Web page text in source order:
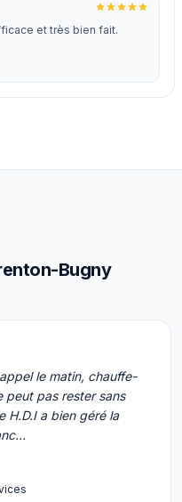
et très bien fait.
Bugny
le matin, chauffe-
peut pas rester sans
H.D.I a bien géré la